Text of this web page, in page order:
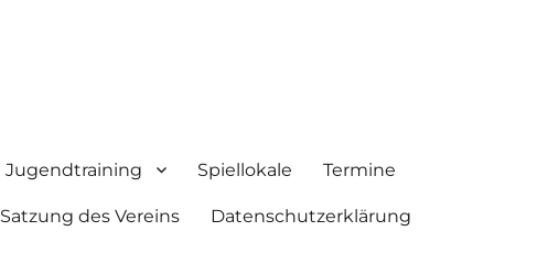
Jugendtraining Spiellokale Termine
Satzung des Vereins Datenschutzerklärung